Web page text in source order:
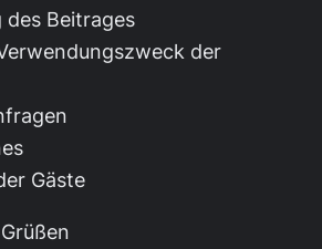
des Beitrages
der
Gäste